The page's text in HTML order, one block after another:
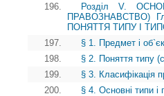
196.
Розділ V.
ПРАВОЗНАВСТВО)
ПОНЯТТЯ ТИПУ І
197.
§ 1. Предмет і
198.
§ 2. Поняття типу
199.
§ 3. Класифікація
200.
§ 4. Основні типи і